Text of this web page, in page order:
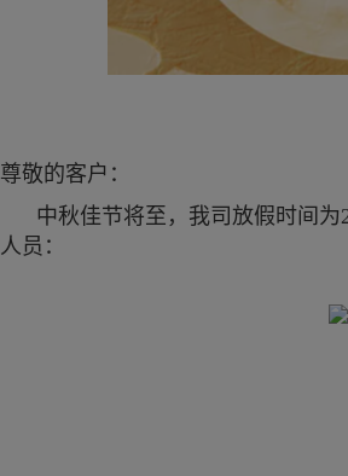
尊敬的客户：
中秋佳节将至，我司放假时间为
人员：